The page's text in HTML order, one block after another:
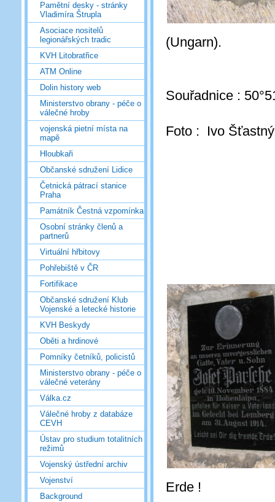
Pamětní desky - stránky
Vladimíra Štrupla
Asociace nositelů
legionářských tradic
KVH Litobratřice
ATM Online
Dolin history web
Ministerstvo obrany - péče o
válečné hroby
vojenská pietní místa na
mapě
Hloubkaři
Občanské sdružení Lidice
Četnická pátrací stanice
Praha
Památník Čestná vzpomínka
Osobní stránky členů a
partnerů
Virtuální hřbitovy
Pohřebiště v ČR
Fortifikace
Občanské sdružení Klub
Vojenské a letecké historie
KVH Beskydy
Oběti a hrdinové
Pomníky četníků, policistů
Ministerstvo obrany - péče o
válečné veterány
Válka.cz
Válečné hroby z databáze
CEVH
Ústav pro studium totalitních
režimů
Vojenský ústřední archiv
Vojenství
Background
(Ungarn).
Souřadnice :
Foto : Ivo
Erde !